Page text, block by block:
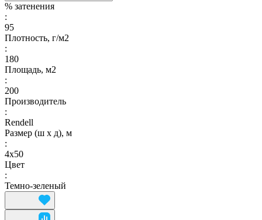
% затенения
:
95
Плотность, г/м2
:
180
Площадь, м2
:
200
Производитель
:
Rendell
Размер (ш х д), м
:
4х50
Цвет
:
Темно-зеленый